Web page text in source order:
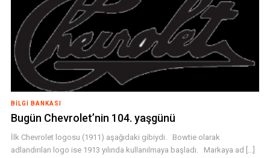
BILGI BANKASI
Bugün Chevrolet’nin 104. yaşgünü
İlk Chevrolet logosu (1911) aşağıdaki gibiydi. Bowtie olarak
adlandırılan logo ise 1913 yılında kullanılmaya başladı. Markaya ad [...]